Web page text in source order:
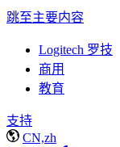
跳至主要内容
Logitech 罗技
商用
教育
支持
CN,zh